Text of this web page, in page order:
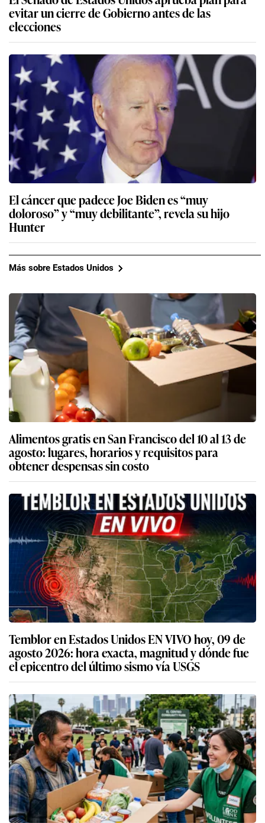
evitar un cierre de Gobierno antes de las
elecciones
El cáncer que padece Joe Biden es “muy
doloroso” y “muy debilitante”, revela su hijo
Hunter
Más sobre Estados Unidos
Alimentos gratis en San Francisco del 10 al 13 de
agosto: lugares, horarios y requisitos para
obtener despensas sin costo
Temblor en Estados Unidos EN VIVO hoy, 09 de
agosto 2026: hora exacta, magnitud y dónde fue
el epicentro del último sismo vía USGS